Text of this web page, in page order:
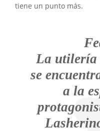
tiene un punto más.
La utilería
se
a la